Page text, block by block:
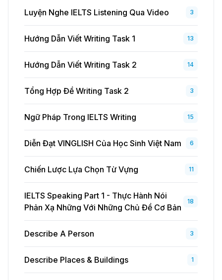
Luyện Nghe IELTS Listening Qua Video 3
Hướng Dẫn Viết Writing Task 1 13
Hướng Dẫn Viết Writing Task 2 14
Tổng Hợp Đề Writing Task 2 3
Ngữ Pháp Trong IELTS Writing 15
Diễn Đạt VINGLISH Của Học Sinh Việt Nam 6
Chiến Lược Lựa Chọn Từ Vựng 11
IELTS Speaking Part 1 - Thực Hành Nói
Phản Xạ Những Với Những Chủ Đề Cơ Bản
18
Describe A Person 3
Describe Places & Buildings 1